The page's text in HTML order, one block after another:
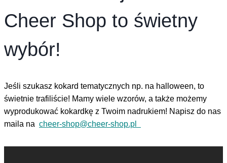
Cheer Shop to świetny
wybór!
Jeśli szukasz kokard tematycznych np. na halloween, to
świetnie trafiliście! Mamy wiele wzorów, a także możemy
wyprodukować kokardkę z Twoim nadrukiem! Napisz do nas
maila na cheer-shop@cheer-shop.pl